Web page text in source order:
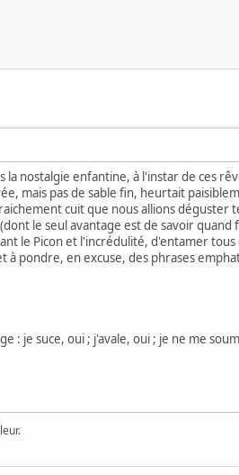
la nostalgie enfantine, à l'instar de ces
mais pas de sable fin, heurtait
cuit que nous allions
le seul avantage est de savoir
le Picon et l'incrédulité, d'entamer
à pondre, en excuse, des phrases
: je suce, oui ; j'avale, oui ; je ne me